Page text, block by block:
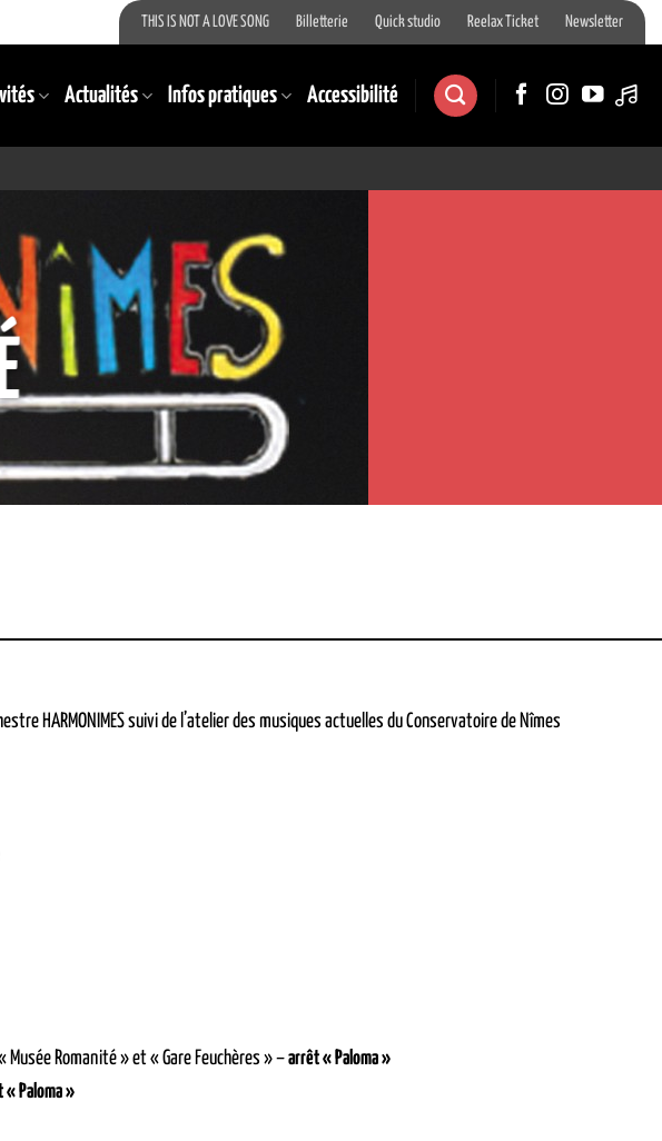
THIS IS NOT A LOVE SONG Billetterie Quick studio Reelax Ticket Newsletter
Actualités Infos pratiques Accessibilité
HARMONIMES suivi de l’atelier des musiques actuelles du Conservatoire de Nîmes
Romanité » et « Gare Feuchères » –arrêt « Paloma »
« Paloma »